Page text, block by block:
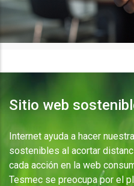
Sitio web
Internet ayuda a hacer
sostenibles al acortar
cada acción en la web
Tesmec se preocupa por el